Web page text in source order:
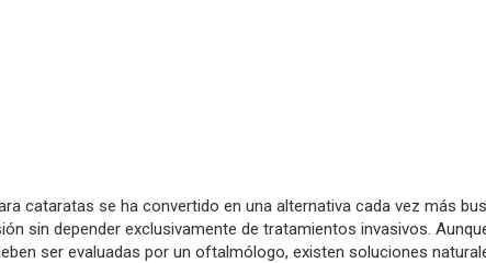
cataratas se ha convertido en una alternativa cada vez más
sin depender exclusivamente de tratamientos invasivos.
ser evaluadas por un oftalmólogo, existen soluciones